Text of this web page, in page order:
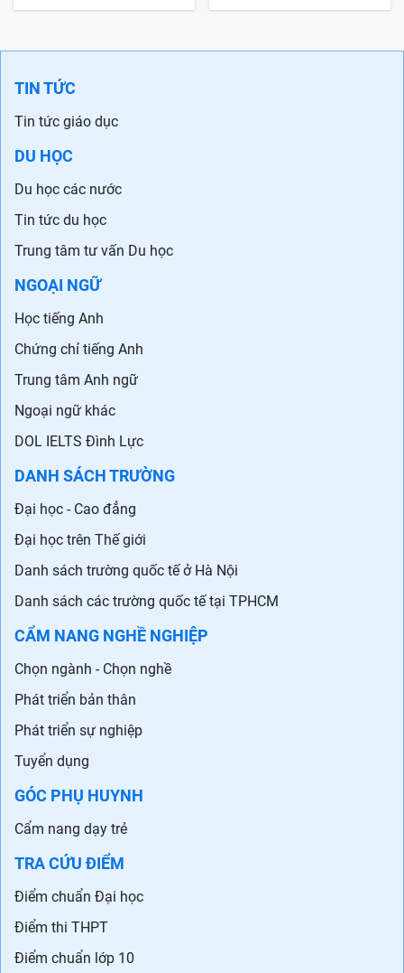
TIN TỨC
Tin tức giáo dục
DU HỌC
Du học các nước
Tin tức du học
Trung tâm tư vấn Du học
NGOẠI NGỮ
Học tiếng Anh
Chứng chỉ tiếng Anh
Trung tâm Anh ngữ
Ngoại ngữ khác
DOL IELTS Đình Lực
DANH SÁCH TRƯỜNG
Đại học - Cao đẳng
Đại học trên Thế giới
Danh sách trường quốc tế ở Hà Nội
Danh sách các trường quốc tế tại TPHCM
CẨM NANG NGHỀ NGHIỆP
Chọn ngành - Chọn nghề
Phát triển bản thân
Phát triển sự nghiệp
Tuyển dụng
GÓC PHỤ HUYNH
Cẩm nang dạy trẻ
TRA CỨU ĐIỂM
Điểm chuẩn Đại học
Điểm thi THPT
Điểm chuẩn lớp 10